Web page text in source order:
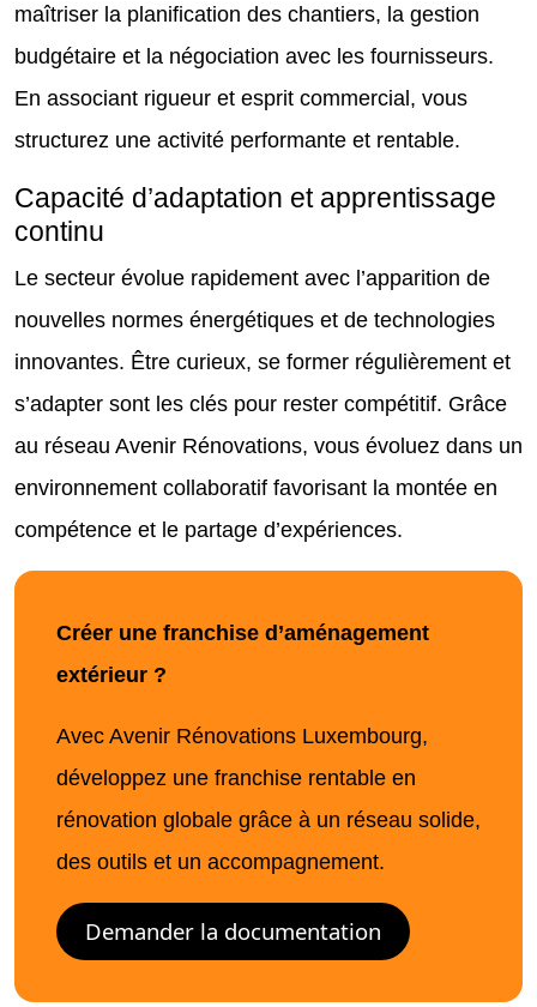
maîtriser la planification des chantiers, la gestion
budgétaire et la négociation avec les fournisseurs.
En associant rigueur et esprit commercial, vous
structurez une activité performante et rentable.
Capacité d’adaptation et apprentissage
continu
Le secteur évolue rapidement avec l’apparition de
nouvelles normes énergétiques et de technologies
innovantes. Être curieux, se former régulièrement et
s’adapter sont les clés pour rester compétitif. Grâce
au réseau Avenir Rénovations, vous évoluez dans un
environnement collaboratif favorisant la montée en
compétence et le partage d’expériences.
Créer une franchise d’aménagement
extérieur ?
Avec Avenir Rénovations Luxembourg,
développez une franchise rentable en
rénovation globale grâce à un réseau solide,
des outils et un accompagnement.
Demander la documentation